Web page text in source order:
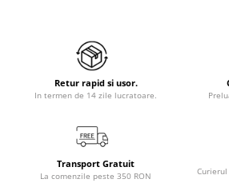
Retur rapid si usor.
In termen de 14 zile lucratoare.
Transport Gratuit
La comenzile peste 350 RON